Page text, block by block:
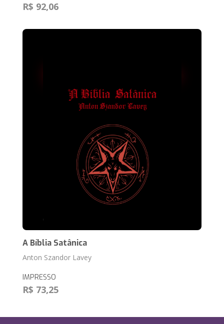
R$ 92,06
A Bíblia Satânica
Anton Szandor Lavey
IMPRESSO
R$ 73,25